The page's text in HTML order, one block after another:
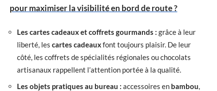
pour maximiser la visibilité en bord de route ?
Les cartes cadeaux et coffrets gourmands : grâce à leur
liberté, les cartes cadeauxfont toujours plaisir. De leur
côté, les coffrets de spécialités régionales ou chocolats
artisanaux rappellent l’attention portée à la qualité.
Les objets pratiques au bureau : accessoires en bambou